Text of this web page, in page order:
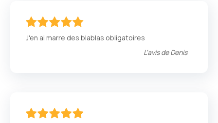
J'en ai marre des blablas obligatoires
L'avis deDenis